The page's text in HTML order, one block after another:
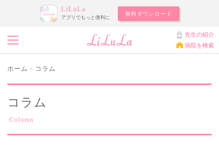
LiLuLa
アプリでもっと便利に
無料ダウンロード
先生の紹介
病院を検索
ホーム > コラム
コラム
Column